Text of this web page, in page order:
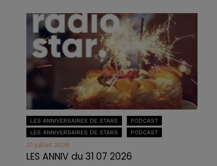
LES ANNIVERSAIRES DE STARS
PODCAST
LES ANNIVERSAIRES DE STARS
PODCAST
31 juillet 2026
LES ANNIV du 31 07 2026